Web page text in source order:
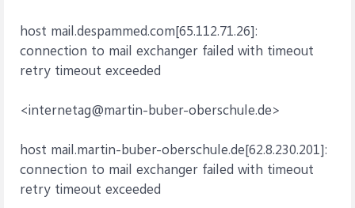
host mail.despammed.com[65.112.71.26]:
connection to mail exchanger failed with timeout
retry timeout exceeded
<internetag@martin-buber-oberschule.de>
host mail.martin-buber-oberschule.de[62.8.230.201]:
connection to mail exchanger failed with timeout
retry timeout exceeded